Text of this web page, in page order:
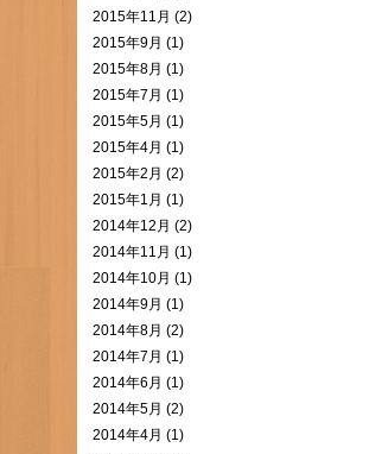
2015年11月 (2)
2015年9月 (1)
2015年8月 (1)
2015年7月 (1)
2015年5月 (1)
2015年4月 (1)
2015年2月 (2)
2015年1月 (1)
2014年12月 (2)
2014年11月 (1)
2014年10月 (1)
2014年9月 (1)
2014年8月 (2)
2014年7月 (1)
2014年6月 (1)
2014年5月 (2)
2014年4月 (1)